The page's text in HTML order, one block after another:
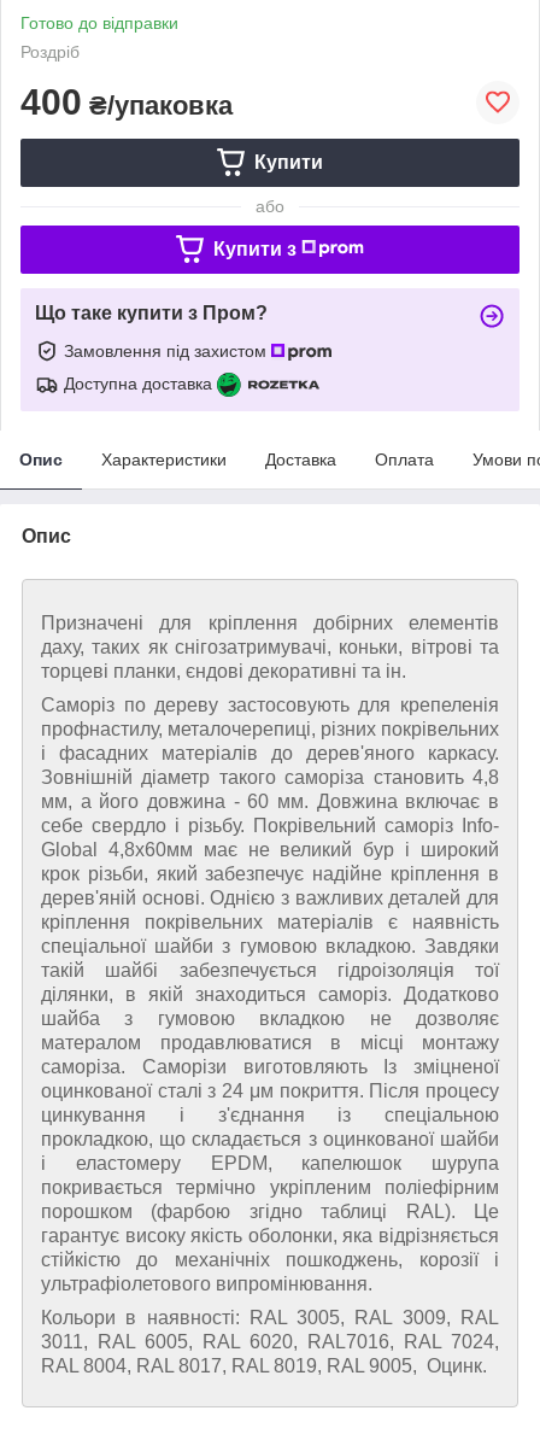
Готово до відправки
Роздріб
400 ₴/упаковка
Купити
або
Купити з
Що таке купити з Пром?
Замовлення під захистом
Доступна доставка
Опис Характеристики Доставка Оплата Умови
Опис
Призначені для кріплення добірних елементів
даху, таких як снігозатримувачі, коньки, вітрові та
торцеві планки, єндові декоративні та ін.
Саморіз по дереву застосовують для крепеленія
профнастилу, металочерепиці, різних покрівельних
і фасадних матеріалів до дерев'яного каркасу.
Зовнішній діаметр такого саморіза становить 4,8
мм, а його довжина - 60 мм. Довжина включає в
себе свердло і різьбу. Покрівельний саморіз Info-
Global 4,8х60мм має не великий бур і широкий
крок різьби, який забезпечує надійне кріплення в
дерев'яній основі. Однією з важливих деталей для
кріплення покрівельних матеріалів є наявність
спеціальної шайби з гумовою вкладкою. Завдяки
такій шайбі забезпечується гідроізоляція тої
ділянки, в якій знаходиться саморіз. Додатково
шайба з гумовою вкладкою не дозволяє
матералом продавлюватися в місці монтажу
саморіза. Саморізи виготовляють Із зміцненої
оцинкованої сталі з 24 μм покриття. Після процесу
цинкування і з'єднання із спеціальною
прокладкою, що складається з оцинкованої шайби
і еластомеру EPDM, капелюшок шурупа
покривається термічно укріпленим поліефірним
порошком (фарбою згідно таблиці RAL). Це
гарантує високу якість оболонки, яка відрізняється
стійкістю до механічніх пошкоджень, корозії і
ультрафіолетового випромінювання.
Кольори в наявності: RAL 3005, RAL 3009, RAL
3011, RAL 6005, RAL 6020, RAL7016, RAL 7024,
RAL 8004, RAL 8017, RAL 8019, RAL 9005, Оцинк.